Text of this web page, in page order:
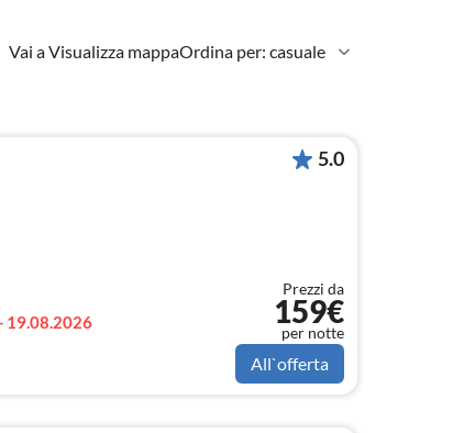
Vai a Visualizza mappaOrdina per: casuale
19.08.2026
5.0
Prezzi da
159€
per notte
All`offerta